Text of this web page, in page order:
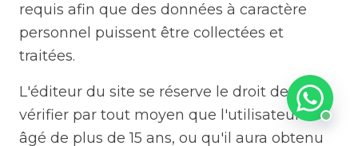
requis afin que des données à caractère
personnel puissent être collectées et
traitées.
L'éditeur du site se réserve le droit de
vérifier par tout moyen que l'utilisateur est
âgé de plus de 15 ans, ou qu'il aura obtenu